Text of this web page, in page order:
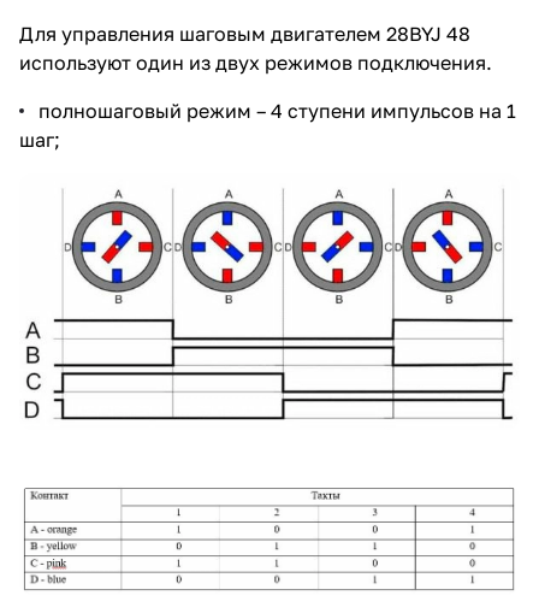
Для управления шаговым двигателем 28BYJ 48
используют один из двух режимов подключения.
полношаговый режим – 4 ступени импульсов на 1
шаг;